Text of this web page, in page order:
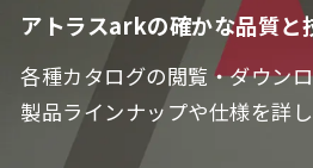
アトラスarkの確かな品質と
各種カタログの閲覧・ダウンロ
製品ラインナップや仕様を詳